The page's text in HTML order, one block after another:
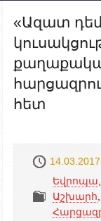
«Ազատ
հետ
Եվրոպա
Աշխարհ